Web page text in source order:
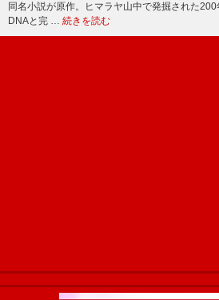
同名小説が原作。ヒマラヤ山中で発掘された
DNAと完 … 続きを読む